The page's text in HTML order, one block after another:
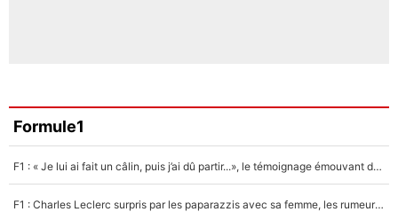
Formule1
F1 : « Je lui ai fait un câlin, puis j’ai dû partir...», le témoignage émouvant de Max Verstappen sur sa fille
F1 : Charles Leclerc surpris par les paparazzis avec sa femme, les rumeurs étaient vraies !